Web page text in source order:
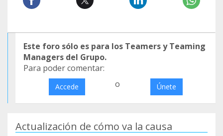
Este foro sólo es para los Teamers y Teaming
Managers del Grupo.
Para poder comentar:
Accede o Únete
Actualización de cómo va la causa